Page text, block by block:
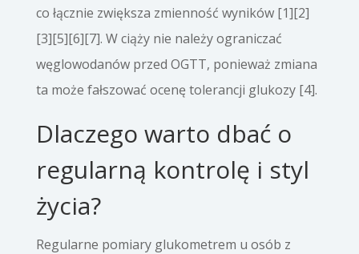
co łącznie zwiększa zmienność wyników [1][2]
[3][5][6][7]. W ciąży nie należy ograniczać
węglowodanów przed OGTT, ponieważ zmiana
ta może fałszować ocenę tolerancji glukozy [4].
Dlaczego warto dbać o
regularną kontrolę i styl
życia?
Regularne pomiary glukometrem u osób z